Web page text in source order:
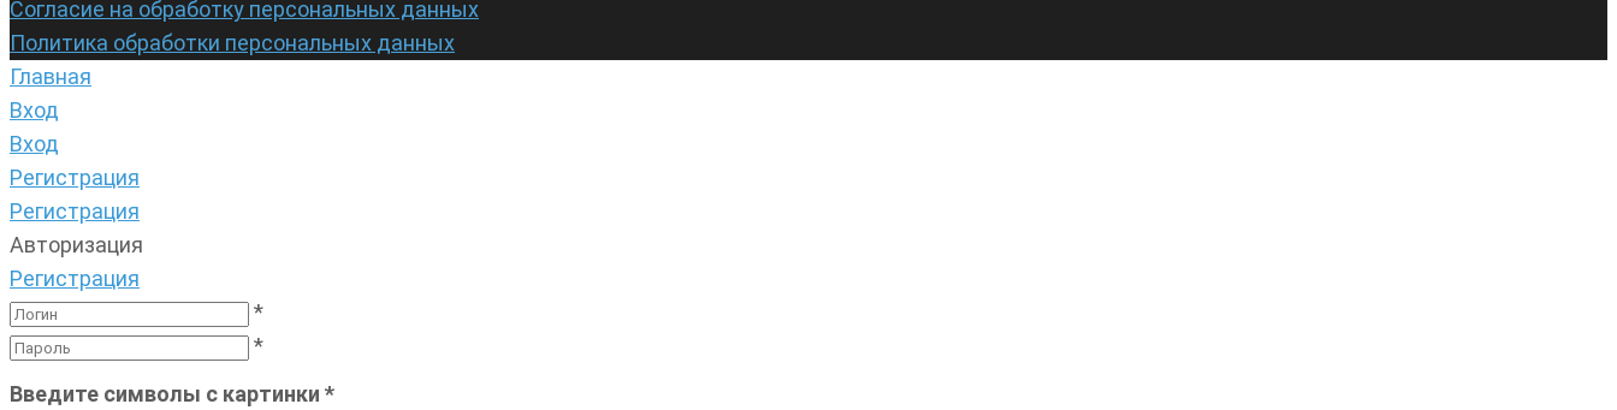
Согласие на обработку персональных данных
Политика обработки персональных данных
Главная
Вход
Вход
Регистрация
Регистрация
Авторизация
Регистрация
*
*
Введите символы с картинки *